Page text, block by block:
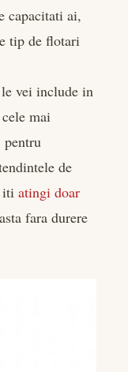
capacitati ai,
tip de flotari
vei include in
mai
de
iti atingi doar
fara durere